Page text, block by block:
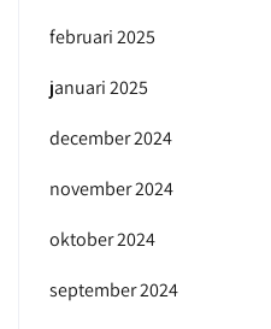
februari 2025
januari 2025
december 2024
november 2024
oktober 2024
september 2024